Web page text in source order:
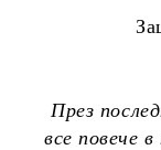
През
все повече